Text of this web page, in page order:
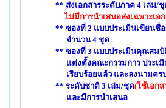
** ส่งเอกสารระดับภาค 4 เล่ม/ชุด
ไม่มีการนำเสนอส่งเฉพาะเอ
** ซองที่ 2 แบบประเมินเขียนชื่อ
จำนวน 4 ชุด
** ซองที่ 3 แบบประเมินคุณสม
แต่งตั้งคณะกรรมการ ประเมิน ไ
เรียบร้อยแล้ว และลงนามครบถ้
** ระดับชาติ 3 เล่ม/ชุด(ใช้เอก
และมีการนำเสนอ